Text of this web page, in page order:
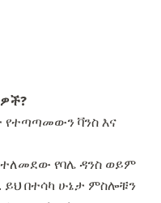
ቫንስ እና
የባሌ ዳንስ ወይም
በተሳካ ሁኔታ ምስሎቹን